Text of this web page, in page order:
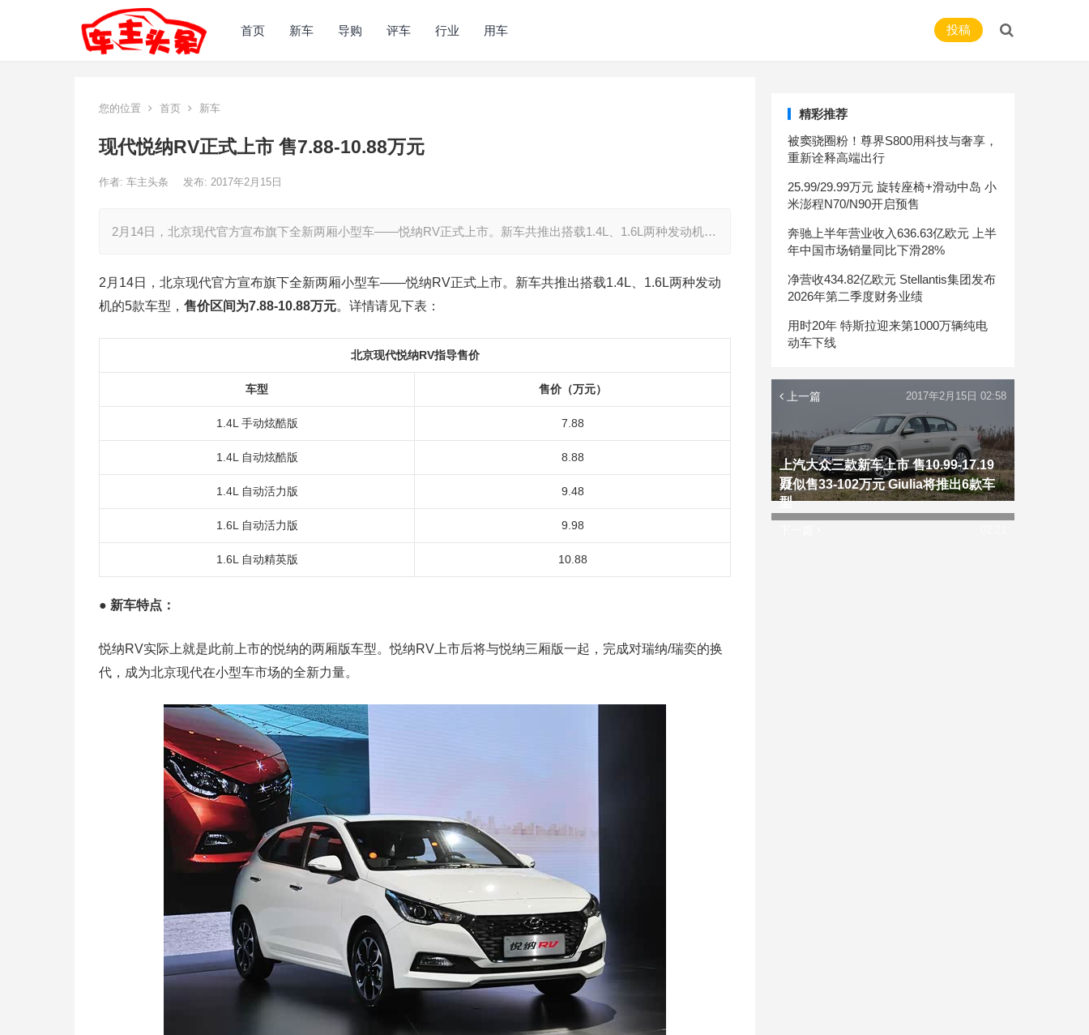
首页 新车 导购 评车 行业 用车 投稿
您的位置 首页 新车
现代悦纳RV正式上市 售7.88-10.88万元
作者: 车主头条 发布: 2017年2月15日
2月14日，北京现代官方宣布旗下全新两厢小型车——悦纳RV正式上市。新车共推出搭载1.4L、1.6L两种发动机…
2月14日，北京现代官方宣布旗下全新两厢小型车——悦纳RV正式上市。新车共推出搭载1.4L、1.6L两种发动
机的5款车型， 售价区间为7.88-10.88万元。详情请见下表：
北京现代悦纳RV指导售价
车型 售价（万元）
1.4L 手动炫酷版 7.88
1.4L 自动炫酷版 8.88
1.4L 自动活力版 9.48
1.6L 自动活力版 9.98
1.6L 自动精英版 10.88
● 新车特点：
悦纳RV实际上就是此前上市的悦纳的两厢版车型。悦纳RV上市后将与悦纳三厢版一起，完成对瑞纳/瑞奕的换
代，成为北京现代在小型车市场的全新力量。
精彩推荐
被窦骁圈粉！尊界S800用科技与奢享，
重新诠释高端出行
25.99/29.99万元 旋转座椅+滑动中岛 小
米澎程N70/N90开启预售
奔驰上半年营业收入636.63亿欧元 上半
年中国市场销量同比下滑28%
净营收434.82亿欧元 Stellantis集团发布
2026年第二季度财务业绩
用时20年 特斯拉迎来第1000万辆纯电
动车下线
上一篇
上汽大众三款新车上市 售10.99-17.19
万
2017年2月15日 02:58
疑似售33-102万元 Giulia将推出6款车
型